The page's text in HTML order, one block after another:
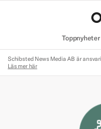
Toppnyheter
Schibsted News Media AB är
Läs mer här